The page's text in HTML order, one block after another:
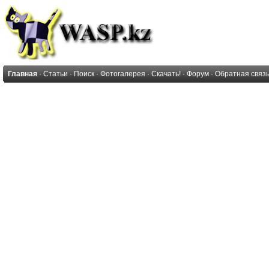
Главная · Статьи · Поиск · Фотогалерея · Скачать! · Форум · Обратная связь